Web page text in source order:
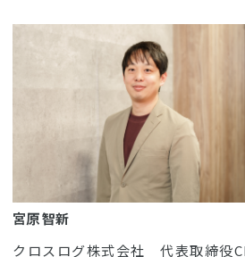
宮原 智新
クロスログ株式会社 代表取締役